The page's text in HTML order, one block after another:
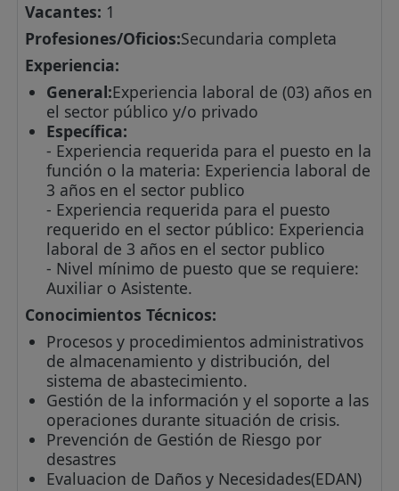
Vacantes: 1
Profesiones/Oficios:Secundaria completa
Experiencia:
General:Experiencia laboral de (03) años en
el sector público y/o privado
Específica:
- Experiencia requerida para el puesto en la
función o la materia: Experiencia laboral de
3 años en el sector publico
- Experiencia requerida para el puesto
requerido en el sector público: Experiencia
laboral de 3 años en el sector publico
- Nivel mínimo de puesto que se requiere:
Auxiliar o Asistente.
Conocimientos Técnicos:
Procesos y procedimientos administrativos
de almacenamiento y distribución, del
sistema de abastecimiento.
Gestión de la información y el soporte a las
operaciones durante situación de crisis.
Prevención de Gestión de Riesgo por
desastres
Evaluacion de Daños y Necesidades(EDAN)